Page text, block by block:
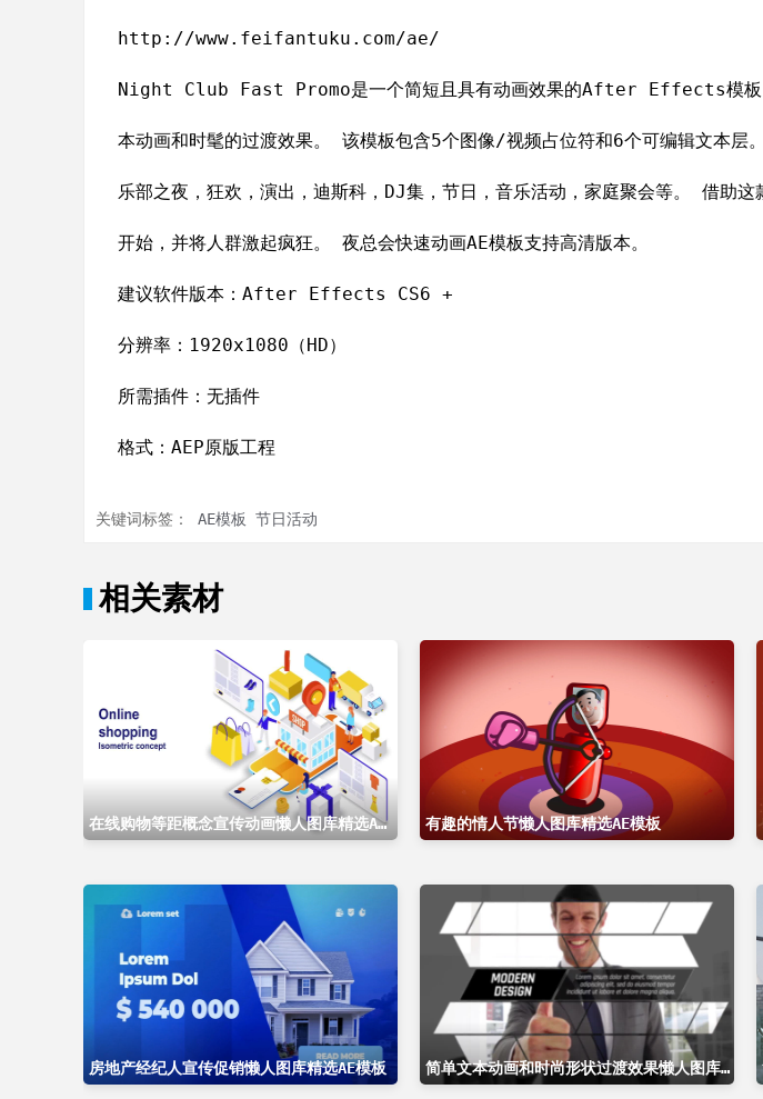
http://www.feifantuku.com/ae/
Night Club Fast Promo是一个简短且具有动画效果的After Effects模板，
本动画和时髦的过渡效果。 该模板包含5个图像/视频占位符和6个可编辑文本层
乐部之夜，狂欢，演出，迪斯科，DJ集，节日，音乐活动，家庭聚会等。 借助这
开始，并将人群激起疯狂。 夜总会快速动画AE模板支持高清版本。
建议软件版本：After Effects CS6 +
分辨率：1920x1080（HD）
所需插件：无插件
格式：AEP原版工程
关键词标签： AE模板 节日活动
相关素材
在线购物等距概念宣传动画懒人图库精选AE模板 有趣的情人节懒人图库精选AE模板
房地产经纪人宣传促销懒人图库精选AE模板 简单文本动画和时尚形状过渡效果懒人图库精选AE模板